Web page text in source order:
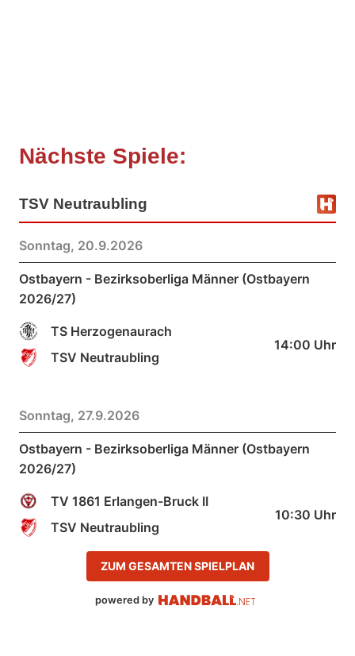
Nächste Spiele:
TSV Neutraubling
Sonntag, 20.9.2026
Ostbayern - Bezirksoberliga Männer (Ostbayern
2026/27)
TS Herzogenaurach
TSV Neutraubling
14:00 Uhr
Sonntag, 27.9.2026
Ostbayern - Bezirksoberliga Männer (Ostbayern
2026/27)
TV 1861 Erlangen-Bruck II
TSV Neutraubling
10:30 Uhr
ZUM GESAMTEN SPIELPLAN
powered by